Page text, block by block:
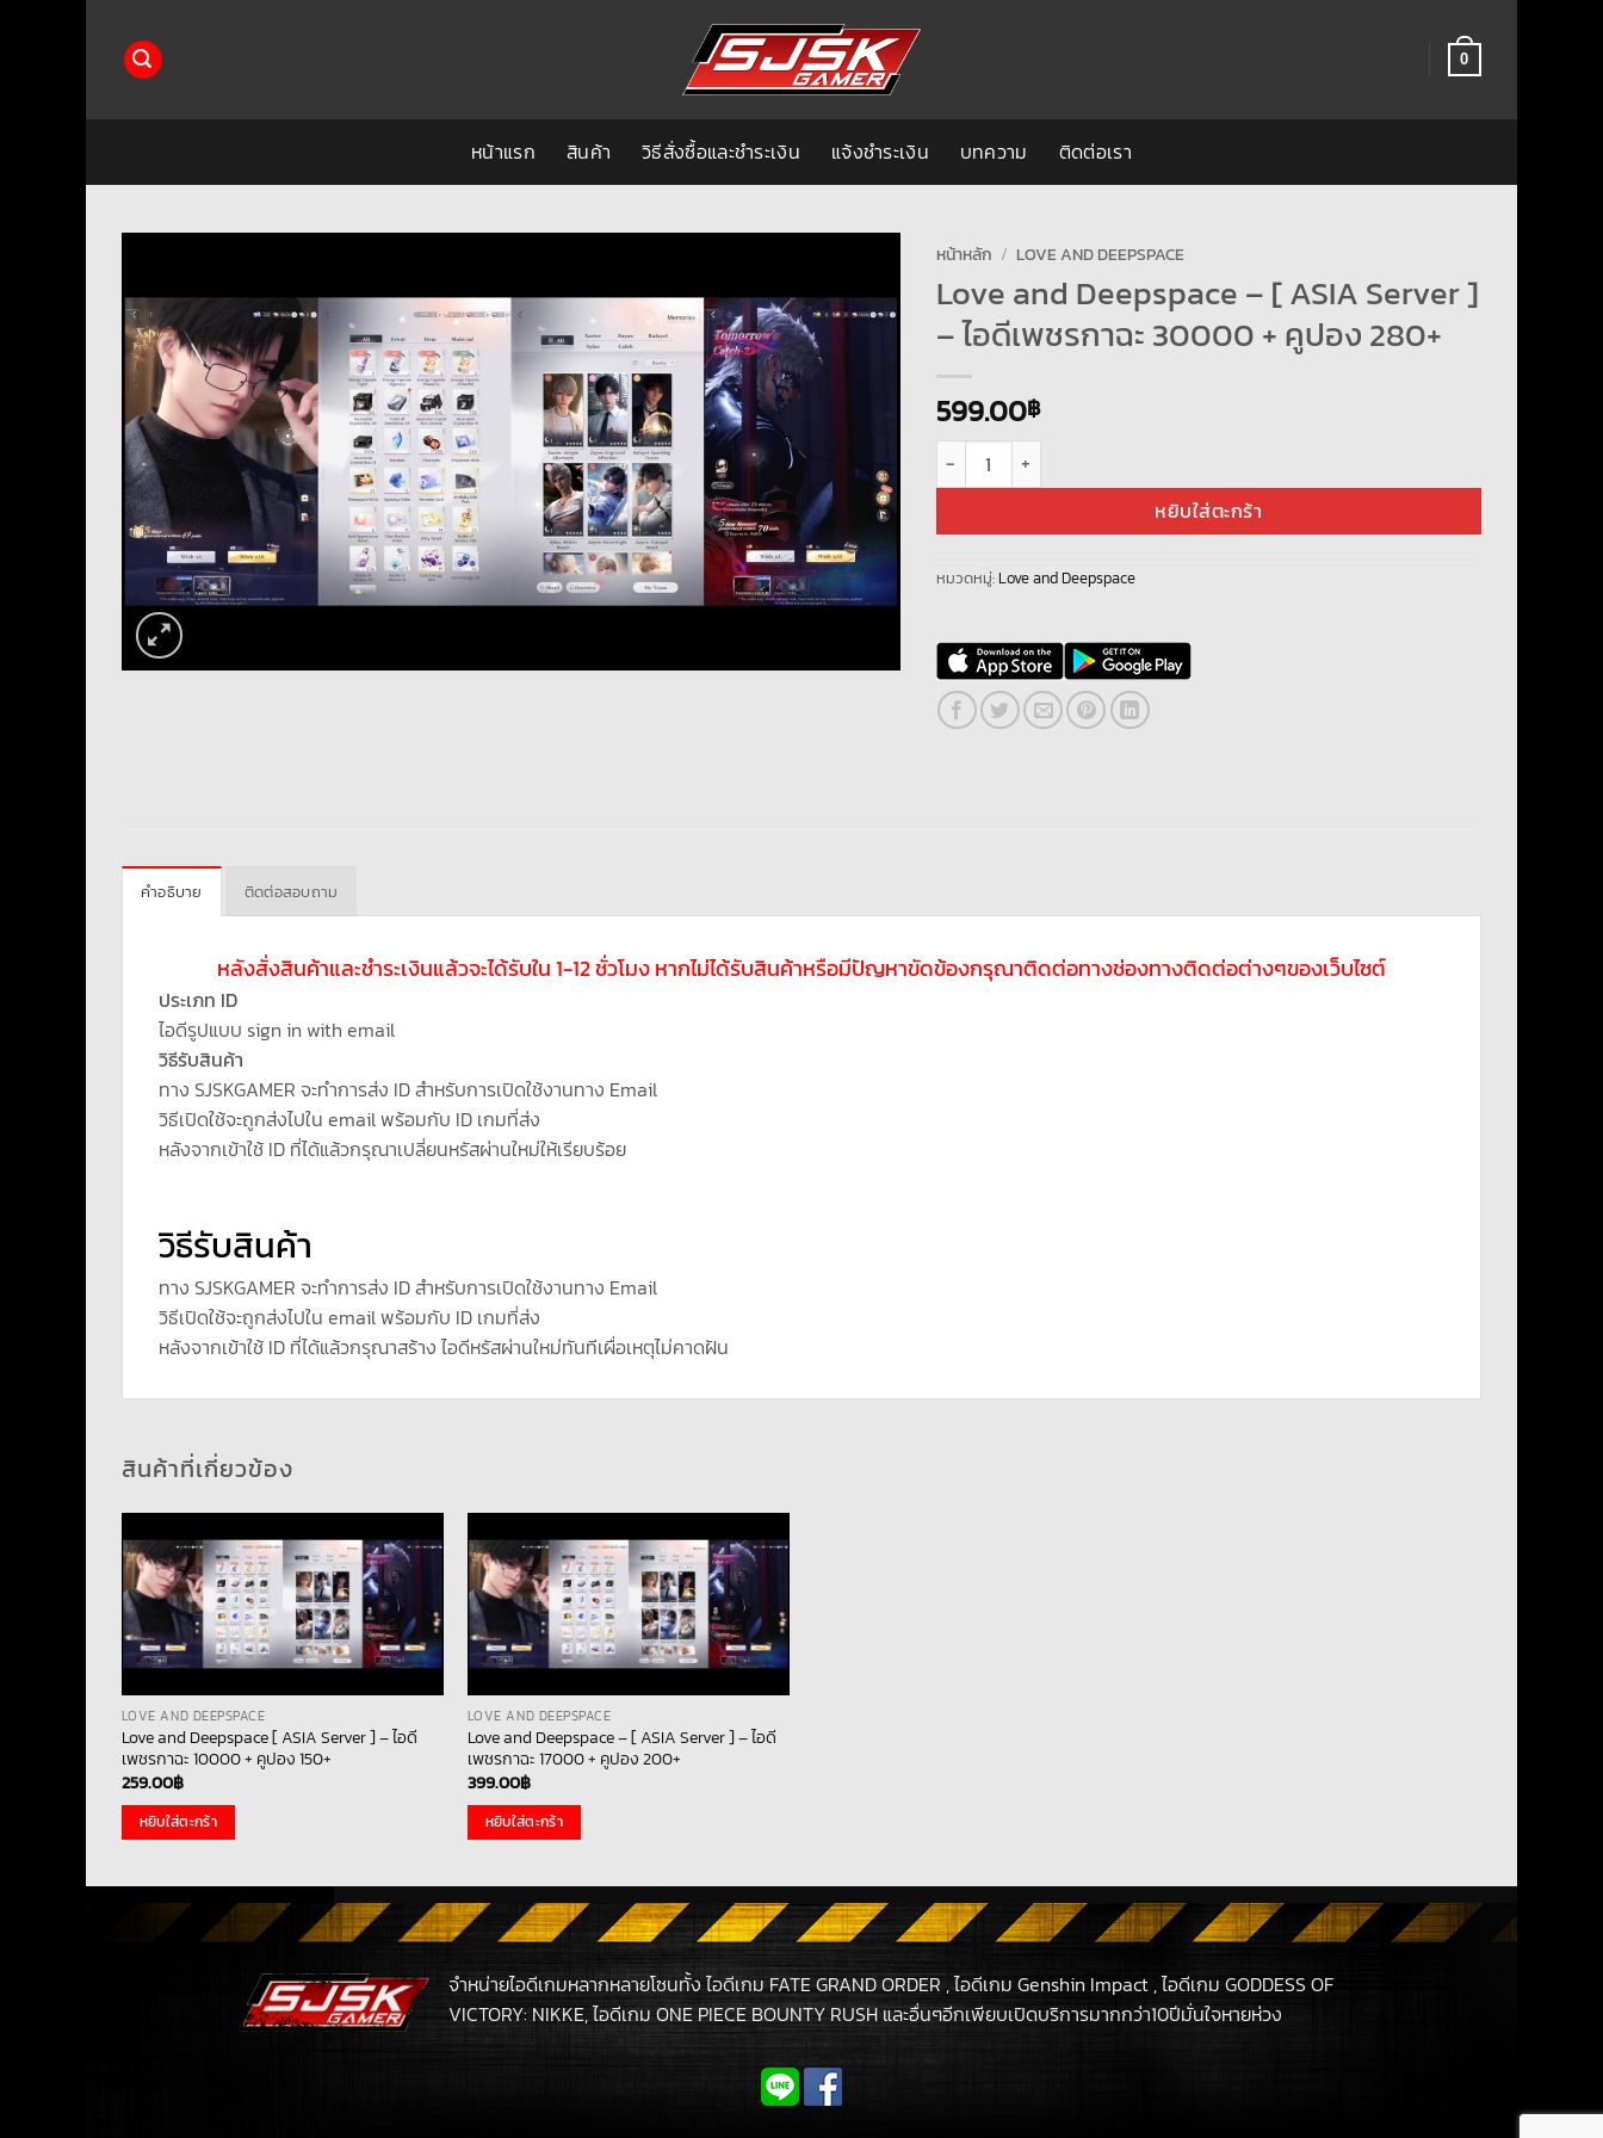
0
หน้าแรก สินค้า วิธีสั่งซื้อและชำระเงิน แจ้งชำระเงิน บทความ ติดต่อเรา
หน้าหลัก / LOVE AND DEEPSPACE
Love and Deepspace – [ ASIA Server ]
– ไอดีเพชรกาฉะ 30000 + คูปอง 280+
599.00฿
จำนวน Love and Deepspace - [ ASIA Server ] - ไอดีเพชรกาฉะ 30000 + คูปอง 280+ ชิ้น
หยิบใส่ตะกร้า
หมวดหมู่: Love and Deepspace
คำอธิบาย ติดต่อสอบถาม
หลังสั่งสินค้าและชำระเงินแล้วจะได้รับใน 1-12 ชั่วโมง หากไม่ได้รับสินค้าหรือมีปัญหาขัดข้องกรุณาติดต่อทางช่องทางติดต่อต่างๆของเว็บไซต์
ประเภท ID
ไอดีรูปแบบ sign in with email
วิธีรับสินค้า
ทาง SJSKGAMER จะทำการส่ง ID สำหรับการเปิดใช้งานทาง Email
วิธีเปิดใช้จะถูกส่งไปใน email พร้อมกับ ID เกมที่ส่ง
หลังจากเข้าใช้ ID ที่ได้แล้วกรุณาเปลี่ยนหรัสผ่านใหม่ให้เรียบร้อย
วิธีรับสินค้า
ทาง SJSKGAMER จะทำการส่ง ID สำหรับการเปิดใช้งานทาง Email
วิธีเปิดใช้จะถูกส่งไปใน email พร้อมกับ ID เกมที่ส่ง
หลังจากเข้าใช้ ID ที่ได้แล้วกรุณาสร้าง ไอดีหรัสผ่านใหม่ทันทีเผื่อเหตุไม่คาดฝัน
สินค้าที่เกี่ยวข้อง
LOVE AND DEEPSPACE
Love and Deepspace [ ASIA Server ] – ไอดี
เพชรกาฉะ 10000 + คูปอง 150+
259.00฿
หยิบใส่ตะกร้า
LOVE AND DEEPSPACE
Love and Deepspace – [ ASIA Server ] – ไอดี
เพชรกาฉะ 17000 + คูปอง 200+
399.00฿
หยิบใส่ตะกร้า
จำหน่ายไอดีเกมหลากหลายโซนทั้ง ไอดีเกม FATE GRAND ORDER , ไอดีเกม Genshin Impact , ไอดีเกม GODDESS OF
VICTORY: NIKKE, ไอดีเกม ONE PIECE BOUNTY RUSH และอื่นๆอีกเพียบเปิดบริการมากกว่า10ปีมั่นใจหายห่วง